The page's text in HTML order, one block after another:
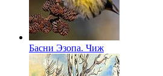
Басни Эзопа. Чиж